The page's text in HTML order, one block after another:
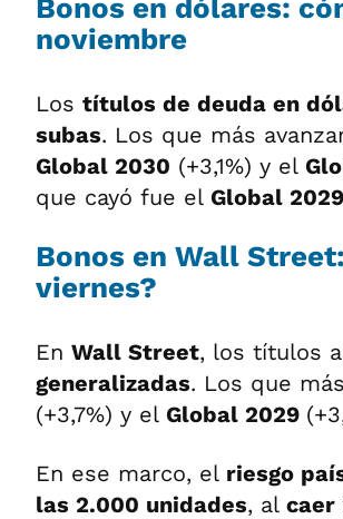
Bonos en dólares:
noviembre
Los títulos de deuda en
subas. Los que más
Global 2030 (+3,1%) y el
que cayó fue el Global 2029
Bonos en Wall
viernes?
En Wall Street, los títulos
generalizadas. Los que
(+3,7%) y el Global 2029
En ese marco, el riesgo
las 2.000 unidades, al caer